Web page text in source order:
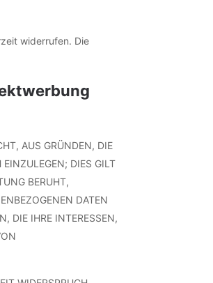
widerrufen. Die
AUS GRÜNDEN, DIE
EINZULEGEN; DIES GILT
BERUHT,
DATEN
DIE IHRE INTERESSEN,